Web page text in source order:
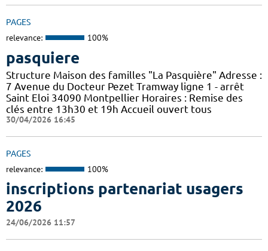
PAGES
relevance: 100%
pasquiere
Structure Maison des familles "La Pasquière" Adresse :
7 Avenue du Docteur Pezet Tramway ligne 1 - arrêt
Saint Eloi 34090 Montpellier Horaires : Remise des
clés entre 13h30 et 19h Accueil ouvert tous
30/04/2026 16:45
PAGES
relevance: 100%
inscriptions partenariat usagers
2026
24/06/2026 11:57